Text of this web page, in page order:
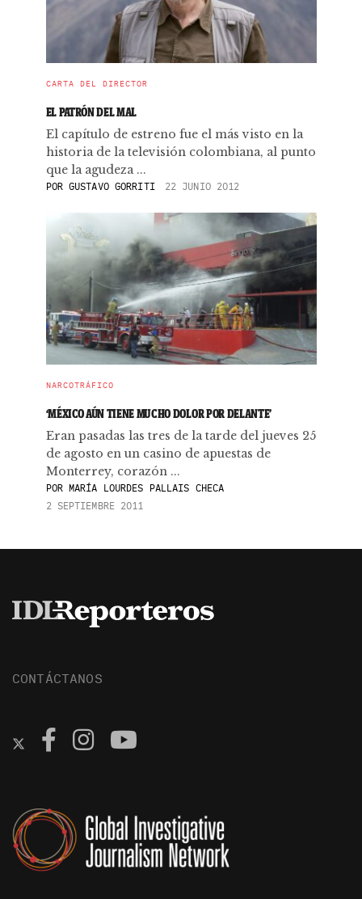
CARTA DEL DIRECTOR
EL PATRÓN DEL MAL
El capítulo de estreno fue el más visto en la
historia de la televisión colombiana, al punto
que la agudeza ...
POR GUSTAVO GORRITI 22 JUNIO 2012
NARCOTRÁFICO
‘MÉXICO AÚN TIENE MUCHO DOLOR POR DELANTE’
Eran pasadas las tres de la tarde del jueves 25
de agosto en un casino de apuestas de
Monterrey, corazón ...
PORMARÍA LOURDES PALLAIS CHECA
2 SEPTIEMBRE 2011
CONTÁCTANOS